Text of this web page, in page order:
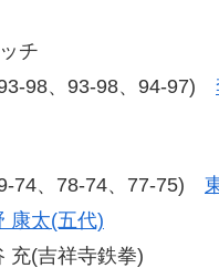
チ
98、93-98、94-97)
74、78-74、77-75)
康太(五代)
(吉祥寺鉄拳)